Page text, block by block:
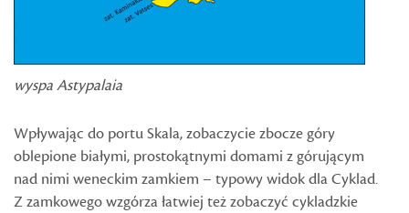
wyspa Astypalaia
Wpływając do portu Skala, zobaczycie zbocze góry
oblepione białymi, prostokątnymi domami z górującym
nad nimi weneckim zamkiem – typowy widok dla Cyklad.
Z zamkowego wzgórza łatwiej też zobaczyć cykladzkie